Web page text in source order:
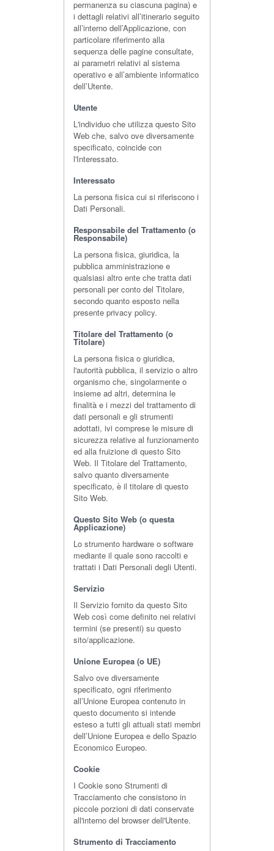
permanenza su ciascuna pagina) e
i dettagli relativi all’itinerario seguito
all’interno dell’Applicazione, con
particolare riferimento alla
sequenza delle pagine consultate,
ai parametri relativi al sistema
operativo e all’ambiente informatico
dell’Utente.
Utente
L'individuo che utilizza questo Sito
Web che, salvo ove diversamente
specificato, coincide con
l'Interessato.
Interessato
La persona fisica cui si riferiscono i
Dati Personali.
Responsabile del Trattamento (o
Responsabile)
La persona fisica, giuridica, la
pubblica amministrazione e
qualsiasi altro ente che tratta dati
personali per conto del Titolare,
secondo quanto esposto nella
presente privacy policy.
Titolare del Trattamento (o
Titolare)
La persona fisica o giuridica,
l'autorità pubblica, il servizio o altro
organismo che, singolarmente o
insieme ad altri, determina le
finalità e i mezzi del trattamento di
dati personali e gli strumenti
adottati, ivi comprese le misure di
sicurezza relative al funzionamento
ed alla fruizione di questo Sito
Web. Il Titolare del Trattamento,
salvo quanto diversamente
specificato, è il titolare di questo
Sito Web.
Questo Sito Web (o questa
Applicazione)
Lo strumento hardware o software
mediante il quale sono raccolti e
trattati i Dati Personali degli Utenti.
Servizio
Il Servizio fornito da questo Sito
Web così come definito nei relativi
termini (se presenti) su questo
sito/applicazione.
Unione Europea (o UE)
Salvo ove diversamente
specificato, ogni riferimento
all’Unione Europea contenuto in
questo documento si intende
esteso a tutti gli attuali stati membri
dell’Unione Europea e dello Spazio
Economico Europeo.
Cookie
I Cookie sono Strumenti di
Tracciamento che consistono in
piccole porzioni di dati conservate
all'interno del browser dell'Utente.
Strumento di Tracciamento